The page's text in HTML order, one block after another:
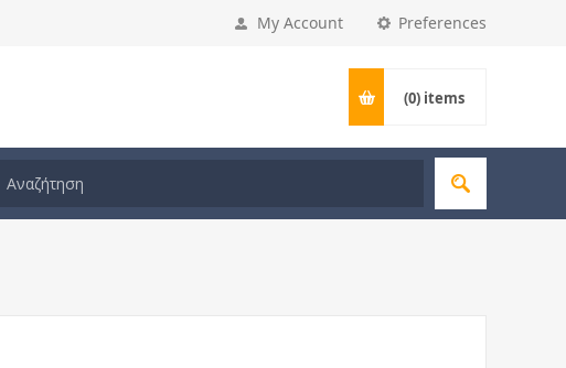
Preferences
My Account
(0) items